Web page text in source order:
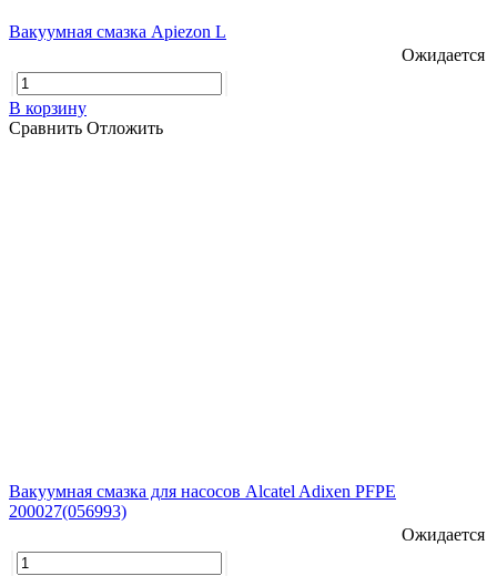
Вакуумная смазка Apiezon L
Ожидается
В корзину
Сравнить Отложить
Вакуумная смазка для насосов Alcatel Adixen PFPE
200027(056993)
Ожидается